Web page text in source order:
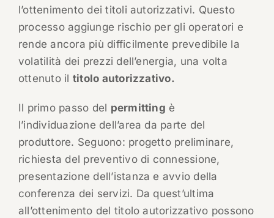
l’ottenimento dei titoli autorizzativi. Questo
processo aggiunge rischio per gli operatori e
rende ancora più difficilmente prevedibile la
volatilità dei prezzi dell’energia, una volta
ottenuto il titolo autorizzativo.
Il primo passo del permitting è
l’individuazione dell’area da parte del
produttore. Seguono: progetto preliminare,
richiesta del preventivo di connessione,
presentazione dell’istanza e avvio della
conferenza dei servizi. Da quest’ultima
all’ottenimento del titolo autorizzativo possono